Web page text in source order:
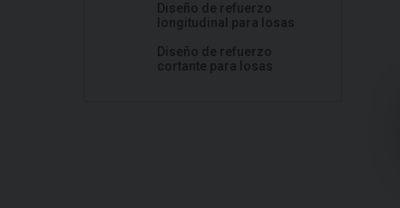
Diseño de refuerzo
longitudinal para losas
Diseño de refuerzo
cortante para losas